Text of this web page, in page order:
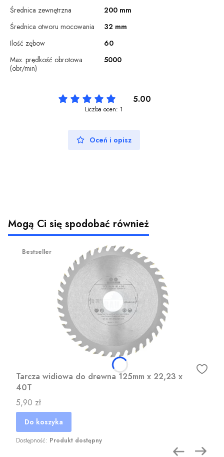
Średnica zewnętrzna
200 mm
Średnica otworu mocowania
32 mm
Ilość zębow
60
Max. prędkość obrotowa
(obr/min)
5000
5.00
Liczba ocen: 1
Oceń i opisz
Mogą Ci się spodobać również
Bestseller
Tarcza widiowa do drewna 125mm x 22,23 x
40T
Cena
5,90 zł
Do koszyka
Dostępność: Produkt dostępny